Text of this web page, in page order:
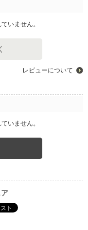
いません。
レビューについて
いません。